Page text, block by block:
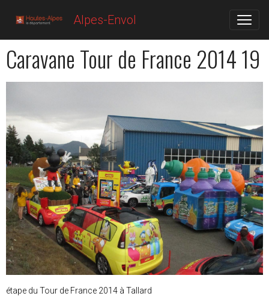
Alpes-Envol
Caravane Tour de France 2014 19
étape du Tour de France 2014 à Tallard